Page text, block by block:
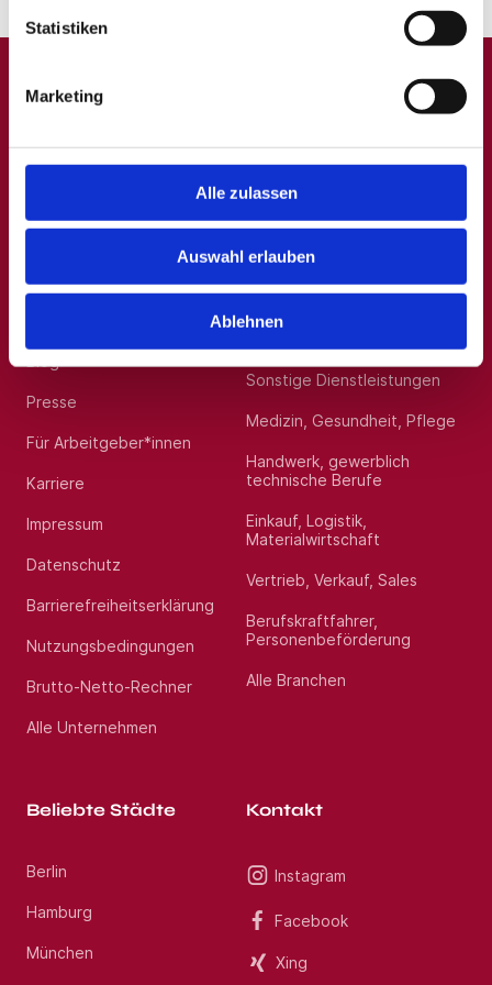
Statistiken
Marketing
Alle zulassen
Auswahl erlauben
Ablehnen
P Q
R S T U V W X Y Z 0-9
Presse
Für Arbeitgeber*innen
Karriere
Impressum
Datenschutz
Barrierefreiheitserklärung
Nutzungsbedingungen
Brutto-Netto-Rechner
Alle Unternehmen
Beliebte Kategorien
Hilfskräfte, Aushilfs- und
Sonstige Dienstleistungen
Medizin, Gesundheit, Pflege
Handwerk, gewerblich
technische Berufe
Einkauf, Logistik,
Materialwirtschaft
Vertrieb, Verkauf, Sales
Berufskraftfahrer,
Personenbeförderung
Alle Branchen
Beliebte Städte
Berlin
Hamburg
München
Kontakt
Instagram
Facebook
Xing